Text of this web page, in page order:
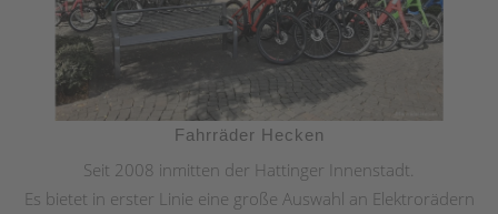
Fahrräder Hecken
Seit 2008 inmitten der Hattinger Innenstadt.
Es bietet in erster Linie eine große Auswahl an Elektrorädern